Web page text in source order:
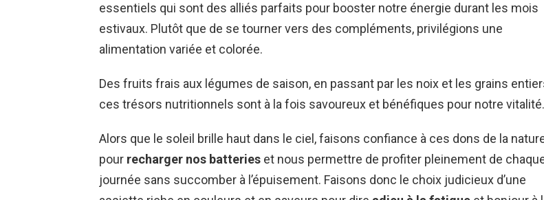
essentiels qui sont des alliés parfaits pour booster notre énergie durant les mois
estivaux. Plutôt que de se tourner vers des compléments, privilégions une
alimentation variée et colorée.
Des fruits frais aux légumes de saison, en passant par les noix et les grains
ces trésors nutritionnels sont à la fois savoureux et bénéfiques pour notre vitalité.
Alors que le soleil brille haut dans le ciel, faisons confiance à ces dons de la
pour recharger nos batteries et nous permettre de profiter pleinement de
journée sans succomber à l’épuisement. Faisons donc le choix judicieux d’une